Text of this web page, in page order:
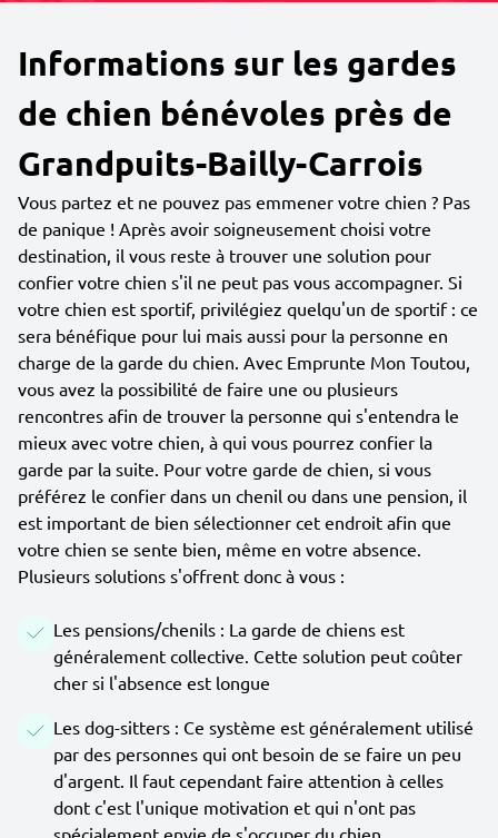
Informations sur les gardes
de chien bénévoles près de
Grandpuits-Bailly-Carrois
Vous partez et ne pouvez pas emmener votre chien ? Pas
de panique ! Après avoir soigneusement choisi votre
destination, il vous reste à trouver une solution pour
confier votre chien s'il ne peut pas vous accompagner. Si
votre chien est sportif, privilégiez quelqu'un de sportif : ce
sera bénéfique pour lui mais aussi pour la personne en
charge de la garde du chien. Avec Emprunte Mon Toutou,
vous avez la possibilité de faire une ou plusieurs
rencontres afin de trouver la personne qui s'entendra le
mieux avec votre chien, à qui vous pourrez confier la
garde par la suite. Pour votre garde de chien, si vous
préférez le confier dans un chenil ou dans une pension, il
est important de bien sélectionner cet endroit afin que
votre chien se sente bien, même en votre absence.
Plusieurs solutions s'offrent donc à vous :
Les pensions/chenils : La garde de chiens est
généralement collective. Cette solution peut coûter
cher si l'absence est longue
Les dog-sitters : Ce système est généralement utilisé
par des personnes qui ont besoin de se faire un peu
d'argent. Il faut cependant faire attention à celles
dont c'est l'unique motivation et qui n'ont pas
spécialement envie de s'occuper du chien